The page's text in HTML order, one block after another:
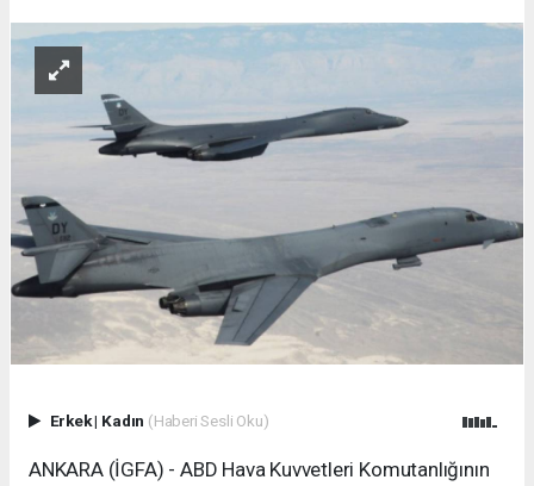
Erkek| Kadın (Haberi Sesli Oku)
ANKARA (İGFA) - ABD Hava Kuvvetleri Komutanlığının